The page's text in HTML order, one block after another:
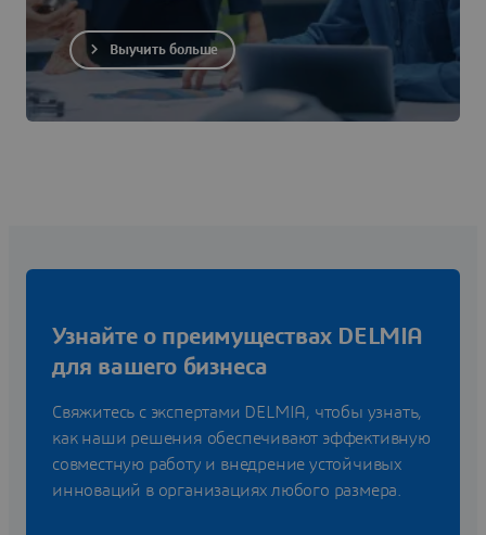
Выучить больше
Узнайте о преимуществах DELMIA
для вашего бизнеса
Свяжитесь с экспертами DELMIA, чтобы узнать,
как наши решения обеспечивают эффективную
совместную работу и внедрение устойчивых
инноваций в организациях любого размера.